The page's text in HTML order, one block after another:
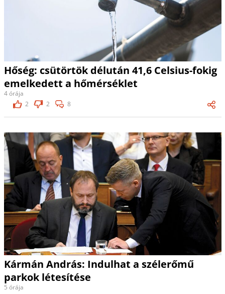
Hőség: csütörtök délután 41,6 Celsius-fokig
emelkedett a hőmérséklet
4 órája
2
2 8
Kármán András: Indulhat a szélerőmű
parkok létesítése
5 órája